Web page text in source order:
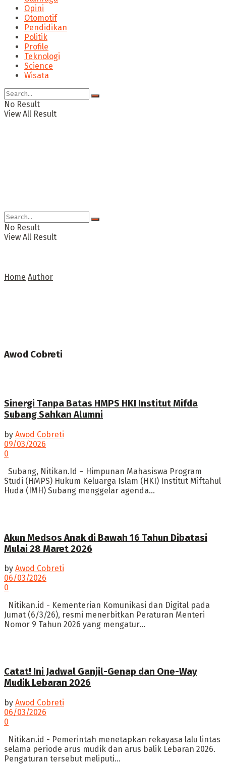
Opini
Otomotif
Pendidikan
Politik
Profile
Teknologi
Science
Wisata
No Result
View All Result
No Result
View All Result
Home Author
Awod Cobreti
Sinergi Tanpa Batas HMPS HKI Institut Mifda
Subang Sahkan Alumni
by Awod Cobreti
09/03/2026
0
Subang, Nitikan.Id – Himpunan Mahasiswa Program
Studi (HMPS) Hukum Keluarga Islam (HKI) Institut Miftahul
Huda (IMH) Subang menggelar agenda...
Akun Medsos Anak di Bawah 16 Tahun Dibatasi
Mulai 28 Maret 2026
by Awod Cobreti
06/03/2026
0
Nitikan.id - Kementerian Komunikasi dan Digital pada
Jumat (6/3/26), resmi menerbitkan Peraturan Menteri
Nomor 9 Tahun 2026 yang mengatur...
Catat! Ini Jadwal Ganjil-Genap dan One-Way
Mudik Lebaran 2026
by Awod Cobreti
06/03/2026
0
Nitikan.id - Pemerintah menetapkan rekayasa lalu lintas
selama periode arus mudik dan arus balik Lebaran 2026.
Pengaturan tersebut meliputi...